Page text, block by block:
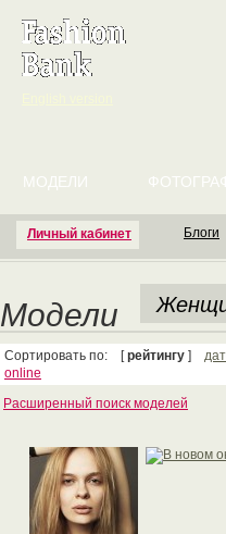
Личный кабинет
МОДЕЛИ
Блоги
Модели
Сортировать по: [рейтингу ]
online
Расширенный поиск моделей